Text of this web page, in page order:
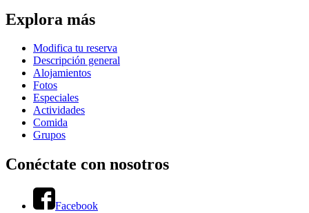
Explora más
Modifica tu reserva
Descripción general
Alojamientos
Fotos
Especiales
Actividades
Comida
Grupos
Conéctate con nosotros
Facebook